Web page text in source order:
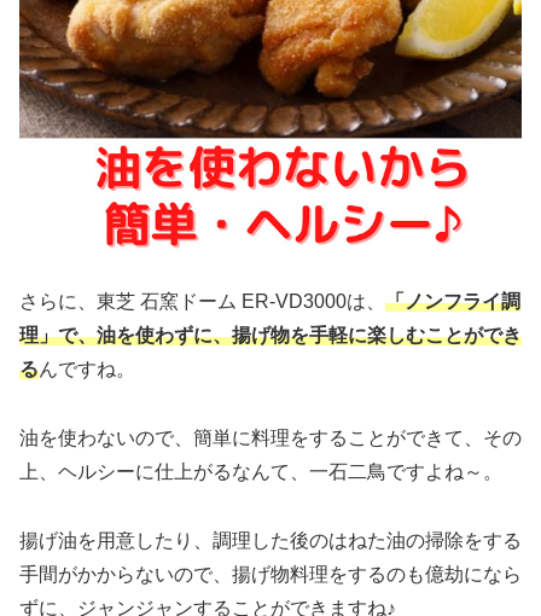
さらに、東芝 石窯ドーム ER-VD3000は、 「ノンフライ調
理」で、油を使わずに、揚げ物を手軽に楽しむことができ
るんですね。
油を使わないので、簡単に料理をすることができて、その
上、ヘルシーに仕上がるなんて、一石二鳥ですよね～。
揚げ油を用意したり、調理した後のはねた油の掃除をする
手間がかからないので、揚げ物料理をするのも億劫になら
ずに、ジャンジャンすることができますね♪